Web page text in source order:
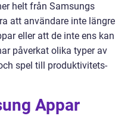
helt från Samsungs
att användare inte längre
eller att de inte ens kan
påverkat olika typer av
spel till produktivitets-
Appar